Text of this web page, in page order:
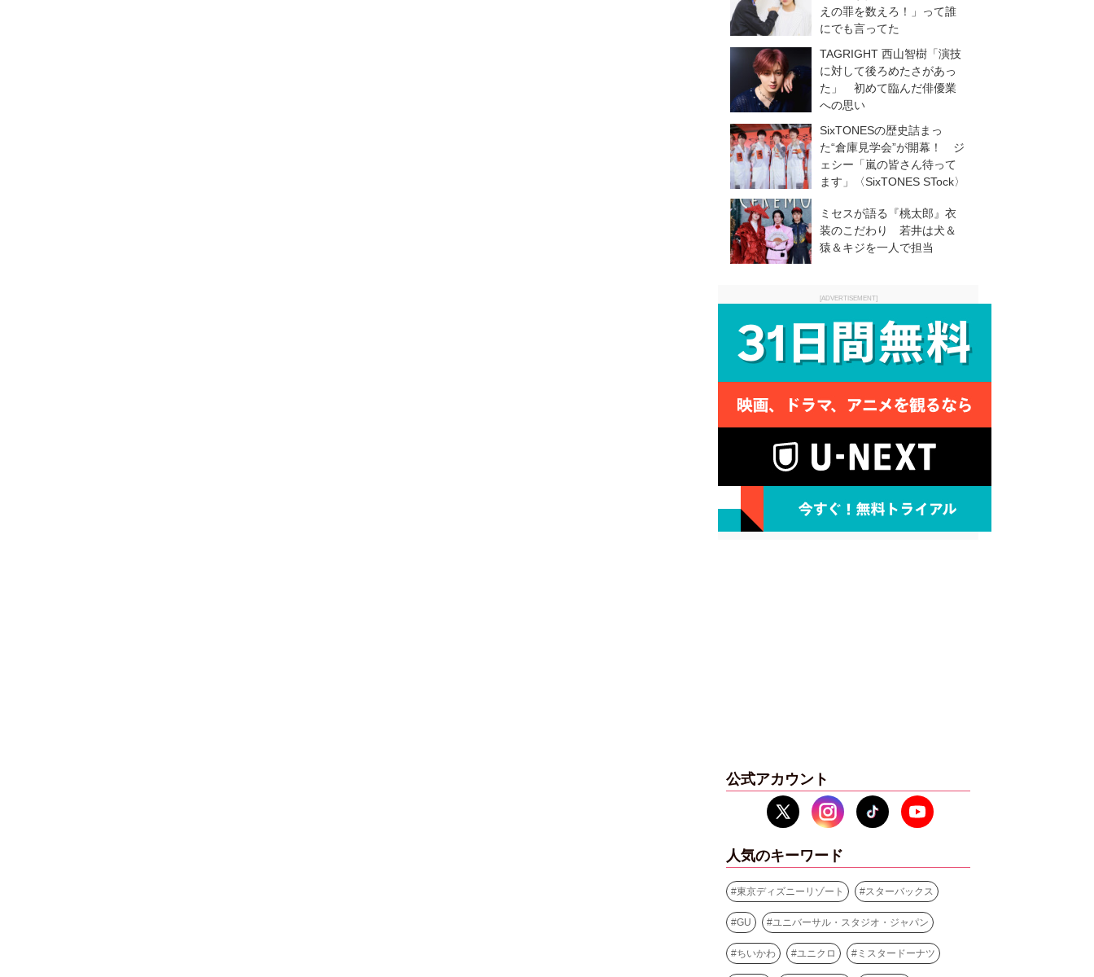
えの罪を数えろ！」って誰
にでも言ってた
TAGRIGHT 西山智樹「演技
に対して後ろめたさがあっ
た」 初めて臨んだ俳優業
への思い
SixTONESの歴史詰まっ
た“倉庫見学会”が開幕！ ジ
ェシー「嵐の皆さん待って
ます」〈SixTONES STock〉
ミセスが語る『桃太郎』衣
装のこだわり 若井は犬＆
猿＆キジを一人で担当
[ADVERTISEMENT]
公式アカウント
人気のキーワード
#東京ディズニーリゾート #スターバックス
#GU #ユニバーサル・スタジオ・ジャパン
#ちいかわ #ユニクロ # ミスタードーナツ